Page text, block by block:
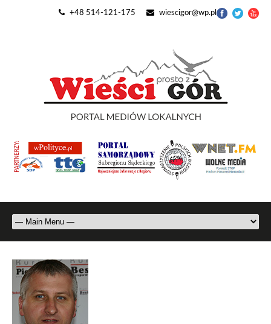
+48 514-121-175 wiescigor@wp.pl